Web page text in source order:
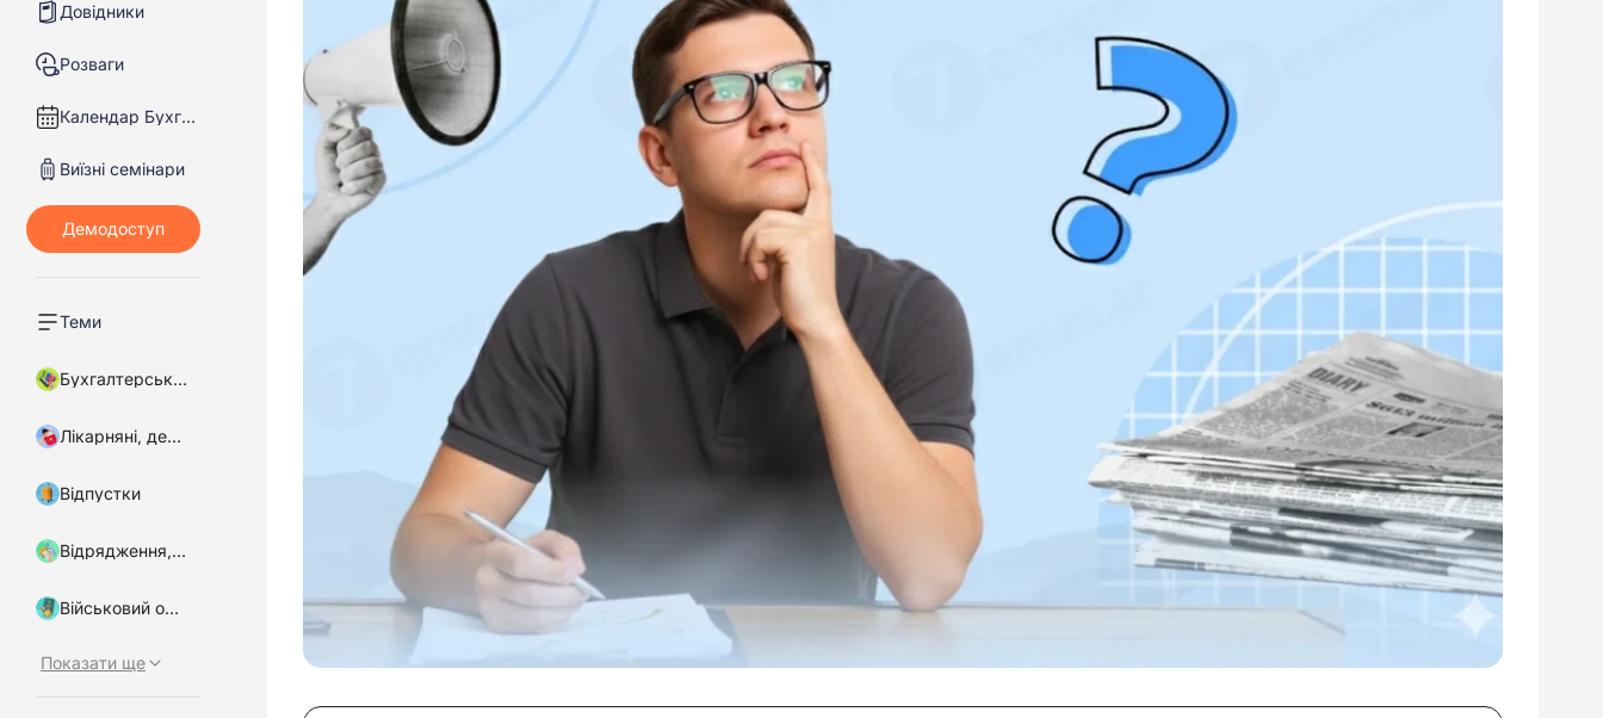
Довідники
Розваги
Календар Бухгалтера
Виїзні семінари
Теми
Бухгалтерський облік
Лікарняні, декретні
Відпустки
Відрядження, підзвітні кошти
Військовий облік, бронювання
Показати ще